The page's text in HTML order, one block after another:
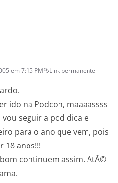
em 7:15 PM Link permanente
ido na Podcon, maaaassss
vou seguir a pod dica e
para o ano que vem, pois
18 anos!!!
continuem assim. AtÃ©